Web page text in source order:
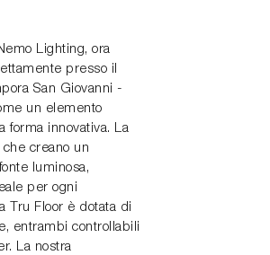
Lighting, ora
presso il
San Giovanni -
un elemento
forma innovativa. La
creano un
luminosa,
per ogni
Tru Floor è dotata di
entrambi controllabili
La nostra